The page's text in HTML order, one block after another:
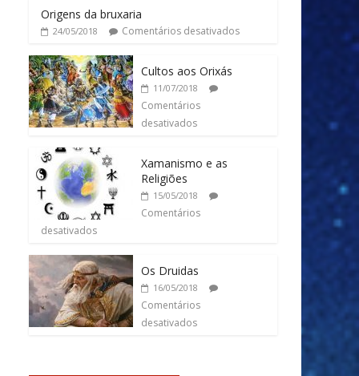
Origens da bruxaria
24/05/2018 Comentários desativados
Cultos aos Orixás
11/07/2018
Comentários
desativados
Xamanismo e as
Religiões
15/05/2018
Comentários
desativados
Os Druidas
16/05/2018
Comentários
desativados